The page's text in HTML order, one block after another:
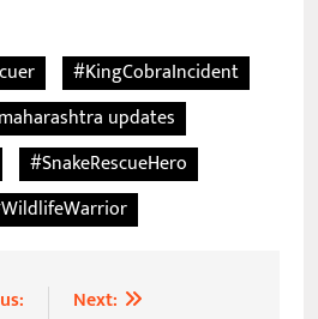
#KingCobraIncident
updates
#SnakeRescueHero
Next: